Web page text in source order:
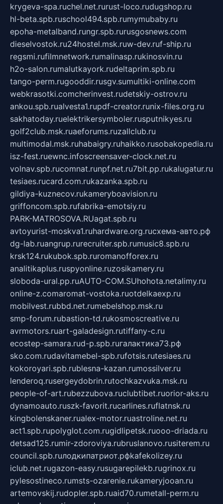
krygeva-spa.ruchel.net.rurust-loco.rudugshop.ru
hl-beta.spb.ruschool494.spb.rumymubaby.ru
epoha-metalband.rungr.spb.rurusgosnews.com
dieselvostok.ru24hostel.msk.ruw-dev.ruf-ship.ru
regsmi.rufilmnetwork.rumalinasp.rukinosvin.ru
h2o-salon.rumalutkayork.rudeltaprim.spb.ru
tango-perm.rugooddir.rusgv.sumultiki-online.com
webkrasotki.comcherinvest.rudetskiy-ostrov.ru
ankou.spb.rualvesta1.rupdf-creator.runix-files.org.ru
sakhatoday.ruelektrikersymboler.rusputnikyes.ru
golf2club.msk.ruaeforums.ruzallclub.ru
multimodal.msk.ruhabaigry.ruhaikko.rusobakopedia.ru
isz-fest.ruewnc.infoscreensaver-clock.net.ru
volnav.spb.rucomnat.runpf.net.ru7bit.pp.rukalugatur.ru
tesiaes.rucard.com.rukazanka.spb.ru
gildiya-kuznecov.rukameryboavision.ru
griffoncom.spb.rufabrika-emotsiy.ru
PARK-MATROSOVA.RUagat.spb.ru
avtoyurist-moskva1.ruhardware.org.ruсхема-авто.рф
dg-lab.ruangrup.rurecruiter.spb.rumusic8.spb.ru
krsk124.rukubok.spb.ruromanofforex.ru
analitikaplus.ruspyonline.ruzosikamery.ru
sloboda-ural.pp.ruAUTO-COM.SUhohota.netalimy.ru
online-z.comaromat-vostoka.ruotdelkaexp.ru
mobilvest.rubbd.net.rumebelshop.msk.ru
smp-forum.rubastion-td.rukosmoscreative.ru
avrmotors.ruart-galadesign.rutiffany-c.ru
ecostep-samara.rud-p.spb.ruгалактика73.рф
sko.com.rudavitamebel-spb.rufotsis.rutesiaes.ru
kokoroyari.spb.rublesna-kazan.rumossilver.ru
lenderoq.rusergeydobrin.rutochkazvuka.msk.ru
people-of-art.rubezzubova.ruclubtibet.ruorior-aks.ru
dynamoauto.ruszk-favorit.rucarlines.ruflatnsk.ru
kingbolenskaner.rualex-motor.ruastroline.net.ru
act1.spb.rupolyglot.com.rugidlipetsk.ruooo-driada.ru
detsad125.rumir-zdoroviya.rubruslanovo.rusiterem.ru
council.spb.ruлодкипатриот.рфkafekolizey.ru
iclub.net.rugazon-easy.rusugarepilekb.rugrinox.ru
pylesostineco.rumsts-ozarenie.rukameryjooan.ru
artemovskij.rudopler.spb.ruaid70.rumetall-perm.ru